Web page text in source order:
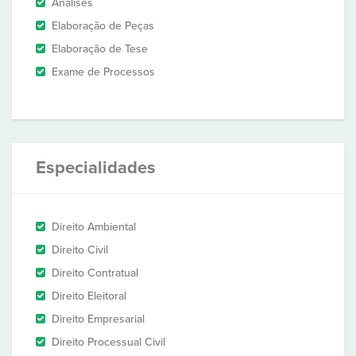
Análises
Elaboração de Peças
Elaboração de Tese
Exame de Processos
Especialidades
Direito Ambiental
Direito Civil
Direito Contratual
Direito Eleitoral
Direito Empresarial
Direito Processual Civil